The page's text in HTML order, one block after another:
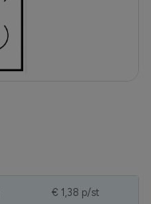
€ 1,38 p/st